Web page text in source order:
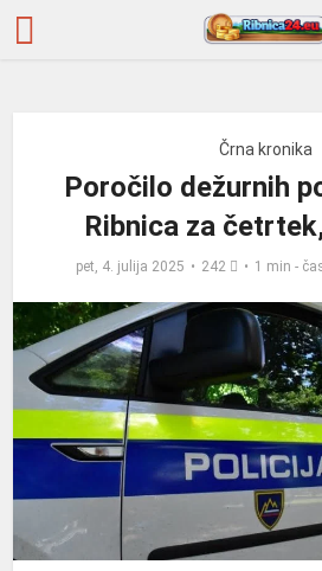
Črna kronika
Poročilo dežurnih
Ribnica za
pet, 4. julija 2025 242 1 min -